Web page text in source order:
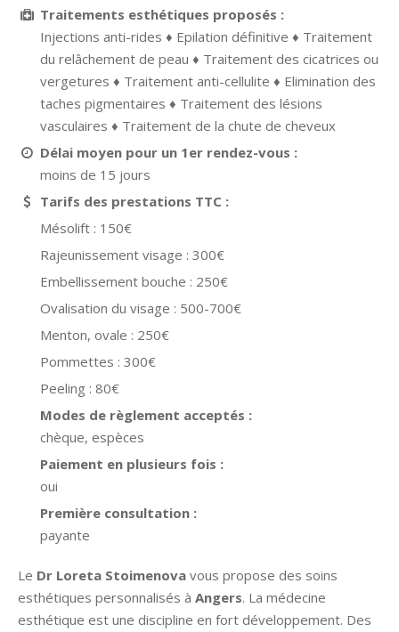
Traitements esthétiques proposés :
Injections anti-rides ♦ Epilation définitive ♦ Traitement
du relâchement de peau ♦ Traitement des cicatrices ou
vergetures ♦ Traitement anti-cellulite ♦ Elimination des
taches pigmentaires ♦ Traitement des lésions
vasculaires ♦ Traitement de la chute de cheveux
Délai moyen pour un 1er rendez-vous :
moins de 15 jours
Tarifs des prestations TTC
Mésolift : 150€
Rajeunissement visage : 300€
Embellissement bouche : 250€
Ovalisation du visage : 500-700€
Menton, ovale : 250€
Pommettes : 300€
Peeling : 80€
Modes de règlement acceptés :
chèque, espèces
Paiement en plusieurs fois :
oui
Première consultation :
payante
Le Dr Loreta Stoimenova vous propose des soins
esthétiques personnalisés à Angers. La médecine
esthétique est une discipline en fort développement. Des